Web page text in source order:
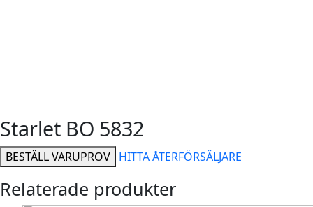
Starlet BO 5832
BESTÄLL VARUPROV HITTA ÅTERFÖRSÄLJARE
Relaterade produkter